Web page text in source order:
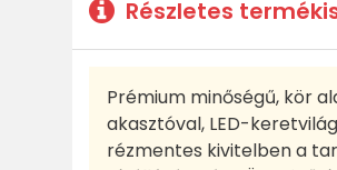
Részletes
Prémium minőségű, kör
akasztóval, LED-
rézmentes kivitelben a